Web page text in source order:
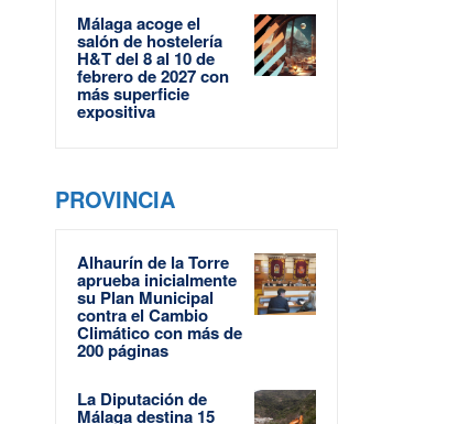
Málaga acoge el
salón de hostelería
H&T del 8 al 10 de
febrero de 2027 con
más superficie
expositiva
PROVINCIA
Alhaurín de la Torre
aprueba inicialmente
su Plan Municipal
contra el Cambio
Climático con más de
200 páginas
La Diputación de
Málaga destina 15